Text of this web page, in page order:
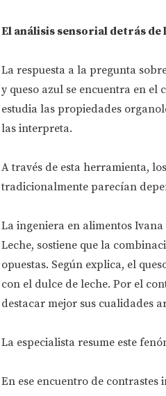
El análisis sensorial detrás de
La respuesta a la pregunta
y queso azul se encuentra en el
estudia las propiedades
las interpreta.
A través de esta herramienta,
tradicionalmente parecían
La ingeniera en alimentos
Leche, sostiene que la
opuestas. Según explica, el
con el dulce de leche. Por el
destacar mejor sus cualidades
La especialista resume este
En ese encuentro de contrastes